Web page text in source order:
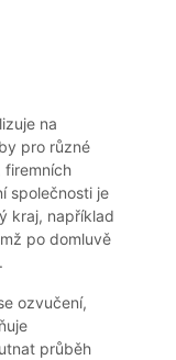
na
pro různé
společnosti je
kraj, například
po domluvě
ozvučení,
průběh